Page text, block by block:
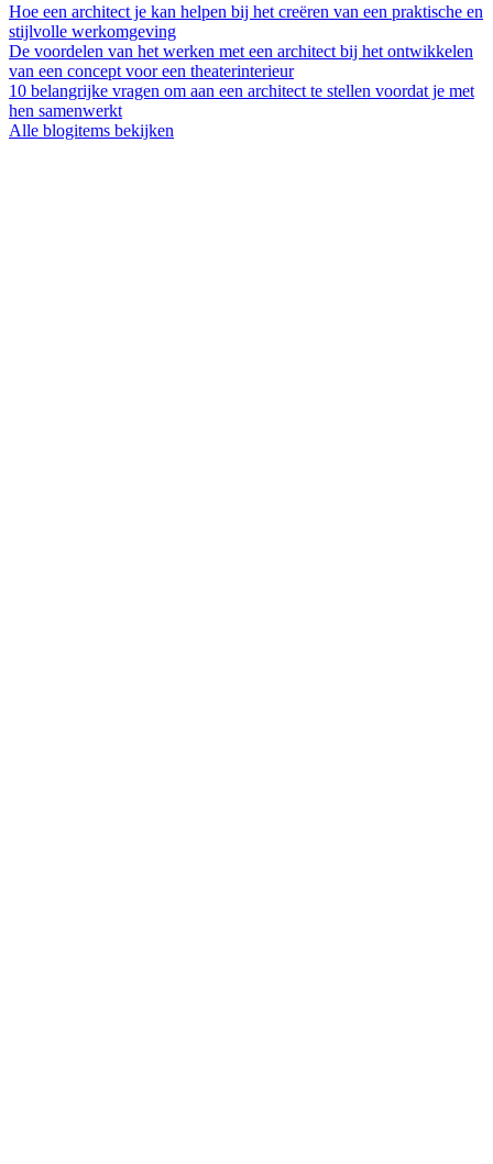
Hoe een architect je kan helpen bij het creëren van een praktische en
stijlvolle werkomgeving
De voordelen van het werken met een architect bij het ontwikkelen
van een concept voor een theaterinterieur
10 belangrijke vragen om aan een architect te stellen voordat je met
hen samenwerkt
Alle blogitems bekijken